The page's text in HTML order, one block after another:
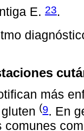
E. 23.
más
(9. En
comunes